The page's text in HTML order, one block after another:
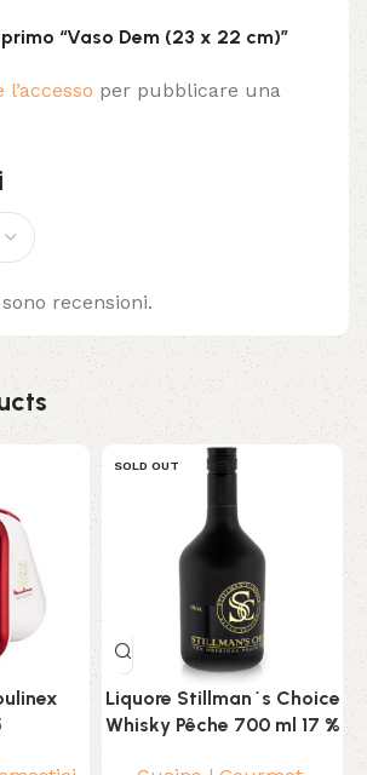
recensioni.
“Vaso Dem (23 x 22 cm)”
per pubblicare una
SOLD OUT
Liquore Stillman´s Choice
Whisky Pêche 700 ml 17 %